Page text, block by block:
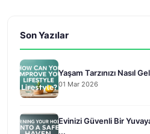
Son Yazılar
Yaşam Tarzınızı Nasıl
01 Mar 2026
Evinizi Güvenli Bir
...